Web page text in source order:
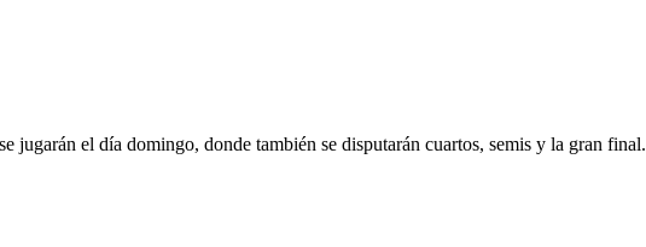
jugarán el día domingo, donde también se disputarán cuartos, semis y la gran final.